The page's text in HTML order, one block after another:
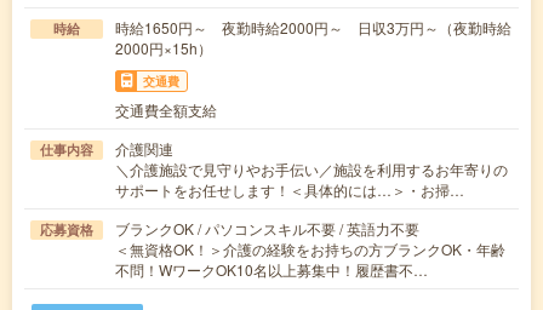
時給
時給1650円～ 夜勤時給2000円～ 日収3万円～（夜勤時給
2000円×15h）
交通費
交通費全額支給
仕事内容
介護関連
＼介護施設で見守りやお手伝い／施設を利用するお年寄りの
サポートをお任せします！＜具体的には…＞・お掃…
応募資格
ブランクOK / パソコンスキル不要 / 英語力不要
＜無資格OK！＞介護の経験をお持ちの方ブランクOK・年齢
不問！WワークOK10名以上募集中！履歴書不…